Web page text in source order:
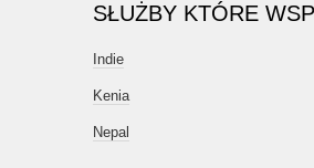
SŁUŻBY KTÓRE
Indie
Kenia
Nepal